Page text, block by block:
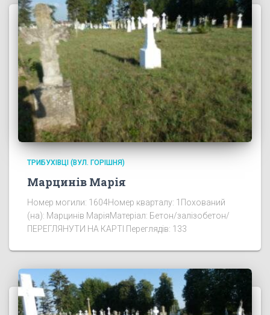
ТРИБУХІВЦІ (ВУЛ. ГОРІШНЯ)
Марцинів Марія
Номер могили: 1604Номер кварталу: 1Похований
(на): Марцинів МаріяМатеріал: Бетон/залізобетон/
ПЕРЕГЛЯНУТИ НА КАРТІ Переглядів: 133